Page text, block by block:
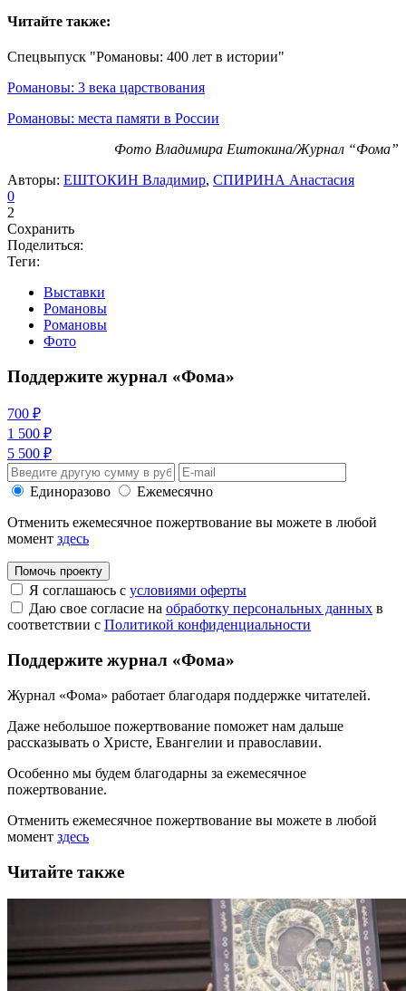
Читайте также:
Спецвыпуск "Романовы: 400 лет в истории"
Романовы: 3 века царствования
Романовы: места памяти в России
Фото Владимира Ештокина/Журнал “Фома”
Авторы: ЕШТОКИН Владимир, СПИРИНА Анастасия
0
2
Сохранить
Поделиться:
Теги:
Выставки
Романовы
Романовы
Фото
Поддержите журнал «Фома»
700 ₽
1 500 ₽
5 500 ₽
Единоразово
Ежемесячно
Отменить ежемесячное пожертвование вы можете в любой
момент здесь
Помочь проекту
Я соглашаюсь с условиями оферты
Даю свое согласие на обработку персональных данных в
соответствии с Политикой конфиденциальности
Поддержите журнал «Фома»
Журнал «Фома» работает благодаря поддержке читателей.
Даже небольшое пожертвование поможет нам дальше
рассказывать о Христе, Евангелии и православии.
Особенно мы будем благодарны за ежемесячное
пожертвование.
Отменить ежемесячное пожертвование вы можете в любой
момент здесь
Читайте также